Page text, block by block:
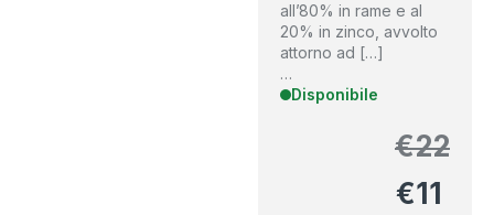
all’80% in rame e al
20% in zinco, avvolto
attorno ad […]
…
Disponibile
€22
€11